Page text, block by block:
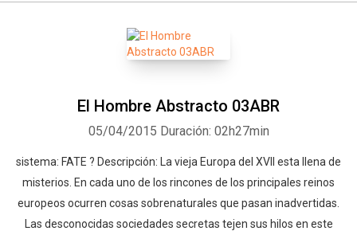
El Hombre Abstracto 03ABR
05/04/2015 Duración: 02h27min
sistema: FATE ? Descripción: La vieja Europa del XVII esta llena de
misterios. En cada uno de los rincones de los principales reinos
europeos ocurren cosas sobrenaturales que pasan inadvertidas.
Las desconocidas sociedades secretas tejen sus hilos en este